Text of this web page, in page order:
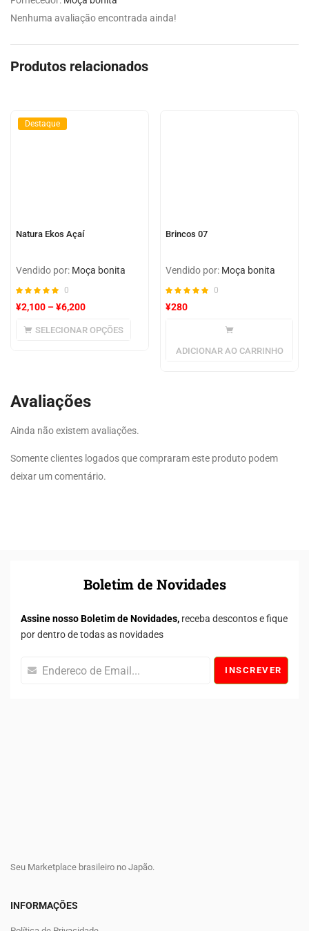
Nenhuma avaliação encontrada ainda!
Produtos relacionados
Destaque
Natura Ekos Açaí
Vendido por: Moça bonita
0
¥2,100 –¥6,200
SELECIONAR OPÇÕES
Brincos 07
Vendido por: Moça bonita
0
¥280
ADICIONAR AO CARRINHO
Avaliações
Ainda não existem avaliações.
Somente clientes logados que compraram este produto podem
deixar um comentário.
Boletim de Novidades
Assine nosso Boletim de Novidades, receba descontos e fique
por dentro de todas as novidades
INSCREVER
Seu Marketplace brasileiro no Japão.
INFORMAÇÕES